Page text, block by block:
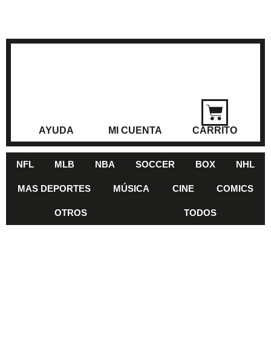
AYUDA MI CUENTA CARRITO
NFL MLB NBA SOCCER BOX NHL
MAS DEPORTES MÚSICA CINE COMICS
OTROS TODOS